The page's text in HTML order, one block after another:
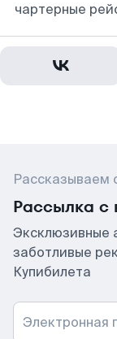
чартерные
Рассказываем
Рассылка с
Эксклюзивные
заботливые
Купибилета
Электронная